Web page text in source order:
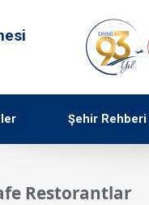
Şehir Rehberi
Restorantlar